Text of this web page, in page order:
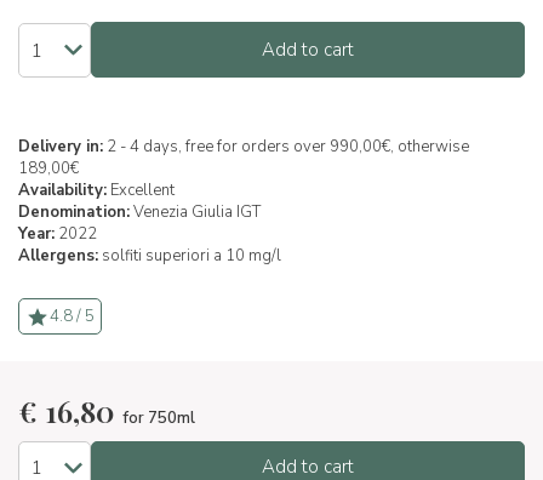
Add to cart
Delivery in: 2 - 4 days, free for orders over 990,00€, otherwise
189,00€
Availability: Excellent
Denomination:Venezia Giulia IGT
Year: 2022
Allergens: solfiti superiori a 10 mg/l
4.8 / 5
€ 16,80 for 750ml
Add to cart